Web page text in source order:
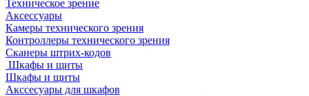
Техническое зрение
Аксессуары
Камеры технического зрения
Контроллеры технического зрения
Сканеры штрих-кодов
Шкафы и щиты
Шкафы и щиты
Акссесуары для шкафов